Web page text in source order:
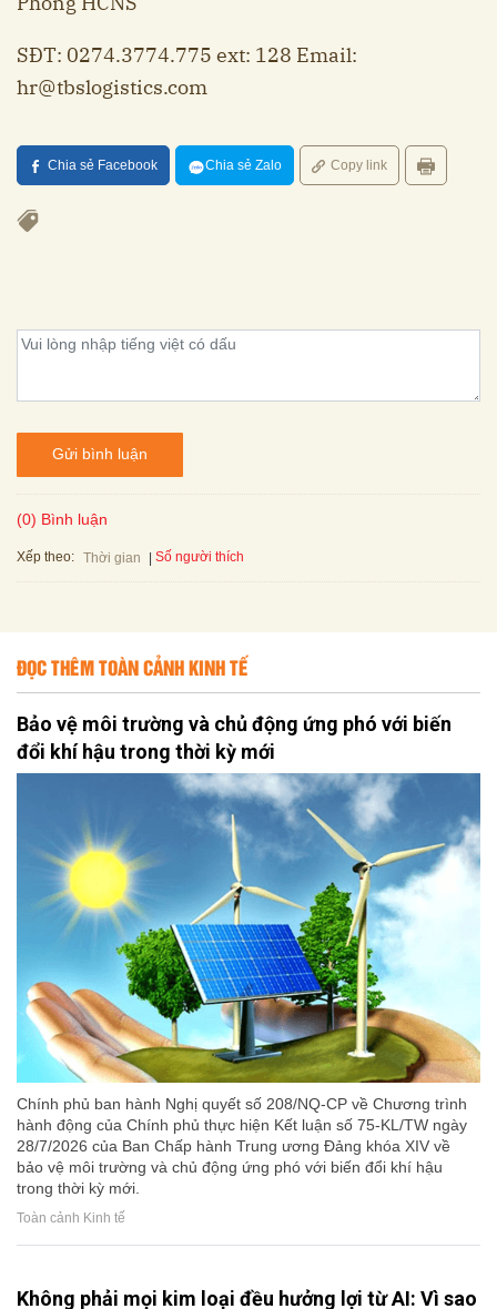
SĐT: 0274.3774.775 ext: 128 Email:
hr@tbslogistics.com
Chia sẻ Facebook Chia sẻ Zalo Copy link
Gửi bình luận
(0) Bình luận
Xếp theo: Thời gian Số người thích
ĐỌC THÊM TOÀN CẢNH KINH TẾ
Bảo vệ môi trường và chủ động ứng phó với biến
đổi khí hậu trong thời kỳ mới
Chính phủ ban hành Nghị quyết số 208/NQ-CP về Chương trình
hành động của Chính phủ thực hiện Kết luận số 75-KL/TW ngày
28/7/2026 của Ban Chấp hành Trung ương Đảng khóa XIV về
bảo vệ môi trường và chủ động ứng phó với biến đổi khí hậu
trong thời kỳ mới.
Toàn cảnh Kinh tế
Không phải mọi kim loại đều hưởng lợi từ AI: Vì sao